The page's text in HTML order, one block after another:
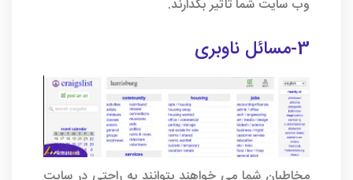
وب سایت شما تأثیر بگذارند.
3-مسائل ناوبری